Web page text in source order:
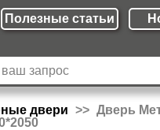
Полезные cтатьи
двери
Дверь